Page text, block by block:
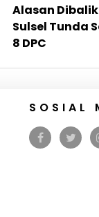
Alasan Dibalik
Sulsel Tunda
8 DPC
SOSIAL